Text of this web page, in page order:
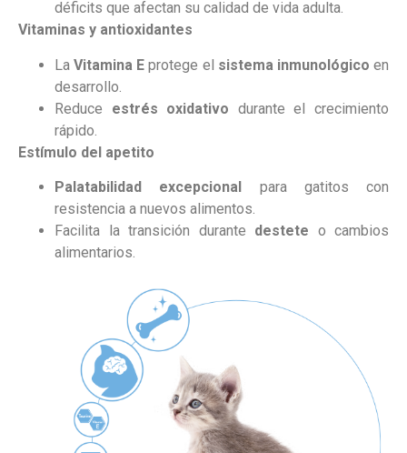
déficits que afectan su calidad de vida adulta.
Vitaminas y antioxidantes
LaVitamina E protege el sistema inmunológico en
desarrollo.
Reduce estrés oxidativo durante el crecimiento
rápido.
Estímulo del apetito
Palatabilidad excepcional para gatitos con
resistencia a nuevos alimentos.
Facilita la transición durante destete o cambios
alimentarios.